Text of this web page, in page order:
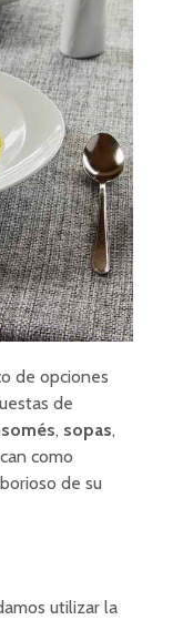
de opciones
de
, sopas,
como
de su
utilizar la